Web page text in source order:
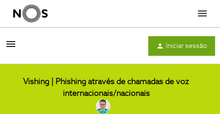
Menu
Iniciar sessão
Vishing | Phishing através de chamadas de voz
internacionais/nacionais